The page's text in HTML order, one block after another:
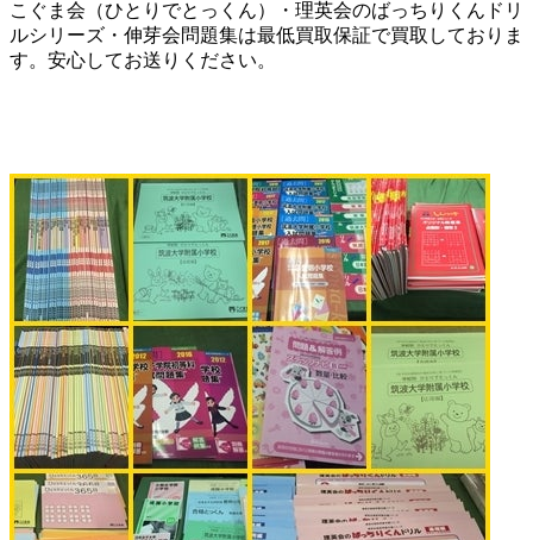
こぐま会（ひとりでとっくん）・理英会のばっちりくんドリ
ルシリーズ・伸芽会問題集は最低買取保証で買取しておりま
す。安心してお送りください。